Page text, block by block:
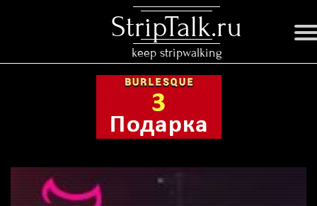
StripTalk.ru
keep stripwalking